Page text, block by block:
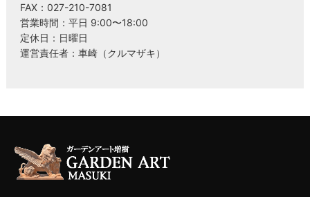
FAX：027-210-7081
営業時間：平日 9:00〜18:00
定休日：日曜日
運営責任者：車崎（クルマザキ）